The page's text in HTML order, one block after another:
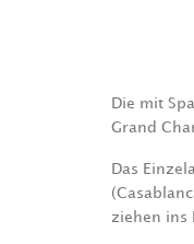
Die mit
Grand
Das
ziehen ins